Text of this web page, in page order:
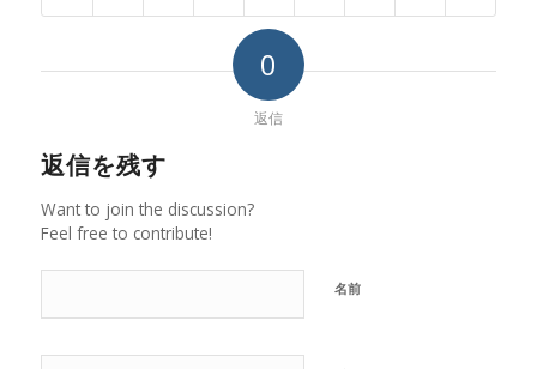
0
返信
返信を残す
Want to join the discussion?
Feel free to contribute!
名前